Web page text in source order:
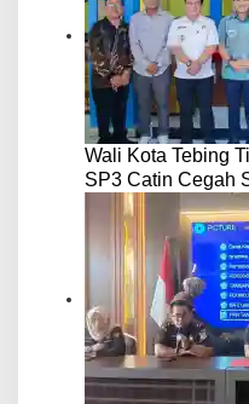
Wali Kota Tebing
SP3 Catin Cegah